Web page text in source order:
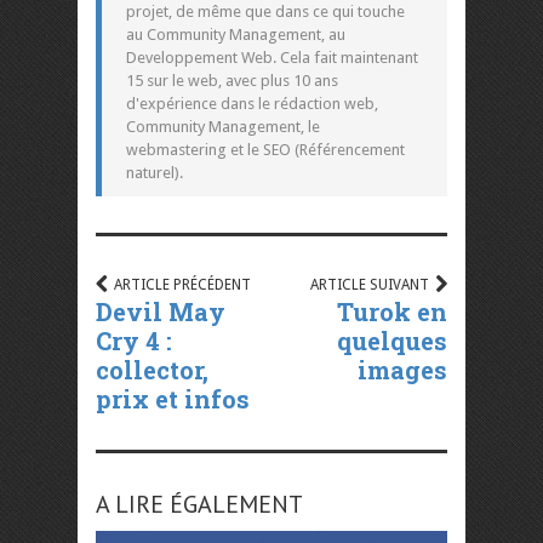
projet, de même que dans ce qui touche
au Community Management, au
Developpement Web. Cela fait maintenant
15 sur le web, avec plus 10 ans
d'expérience dans le rédaction web,
Community Management, le
webmastering et le SEO (Référencement
naturel).
ARTICLE PRÉCÉDENT
Devil May
Cry 4 :
collector,
prix et infos
ARTICLE SUIVANT
Turok en
quelques
images
A LIRE ÉGALEMENT